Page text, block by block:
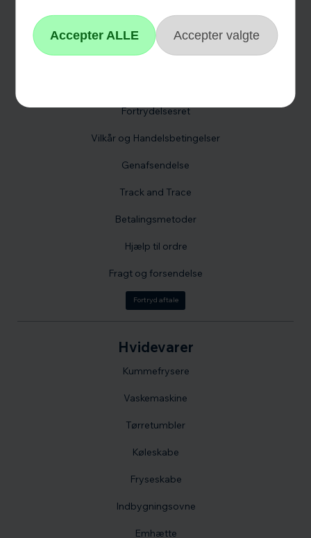
Hvidevarer
Kummefrysere
Vaskemaskine
Tørretumbler
Køleskabe
Fryseskabe
Indbygningsovne
Emhætte
Reklamation
Hvidevare reklamation
Fortrydelsesret
Vilkår og Handelsbetingelser
Genafsendelse
Track and Trace
Betalingsmetoder
Hjælp til ordre
Fragt og forsendelse
Fortryd aftale